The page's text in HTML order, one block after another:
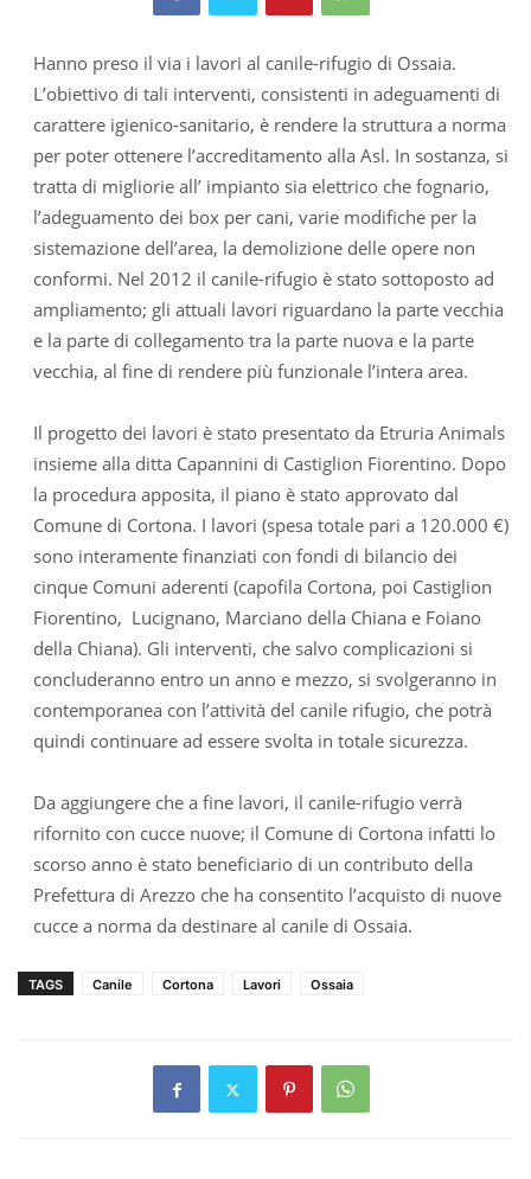
Hanno preso il via i lavori al canile-rifugio di Ossaia.
L’obiettivo di tali interventi, consistenti in adeguamenti di
carattere igienico-sanitario, è rendere la struttura a norma
per poter ottenere l’accreditamento alla Asl. In sostanza, si
tratta di migliorie all’ impianto sia elettrico che fognario,
l’adeguamento dei box per cani, varie modifiche per la
sistemazione dell’area, la demolizione delle opere non
conformi. Nel 2012 il canile-rifugio è stato sottoposto ad
ampliamento; gli attuali lavori riguardano la parte vecchia
e la parte di collegamento tra la parte nuova e la parte
vecchia, al fine di rendere più funzionale l’intera area.
Il progetto dei lavori è stato presentato da Etruria Animals
insieme alla ditta Capannini di Castiglion Fiorentino. Dopo
la procedura apposita, il piano è stato approvato dal
Comune di Cortona. I lavori (spesa totale pari a 120.000 €)
sono interamente finanziati con fondi di bilancio dei
cinque Comuni aderenti (capofila Cortona, poi Castiglion
Fiorentino, Lucignano, Marciano della Chiana e Foiano
della Chiana). Gli interventi, che salvo complicazioni si
concluderanno entro un anno e mezzo, si svolgeranno in
contemporanea con l’attività del canile rifugio, che potrà
quindi continuare ad essere svolta in totale sicurezza.
Da aggiungere che a fine lavori, il canile-rifugio verrà
rifornito con cucce nuove; il Comune di Cortona infatti lo
scorso anno è stato beneficiario di un contributo della
Prefettura di Arezzo che ha consentito l’acquisto di nuove
cucce a norma da destinare al canile di Ossaia.
TAGS Canile Cortona Lavori Ossaia